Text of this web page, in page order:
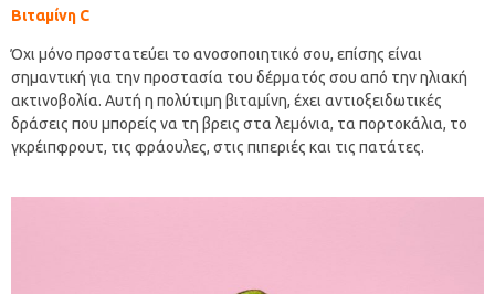
Βιταμίνη C
Όχι μόνο προστατεύει το ανοσοποιητικό σου, επίσης είναι
σημαντική για την προστασία του δέρματός σου από την ηλιακή
ακτινοβολία. Αυτή η πολύτιμη βιταμίνη, έχει αντιοξειδωτικές
δράσεις που μπορείς να τη βρεις στα λεμόνια, τα πορτοκάλια, το
γκρέιπφρουτ, τις φράουλες, στις πιπεριές και τις πατάτες.